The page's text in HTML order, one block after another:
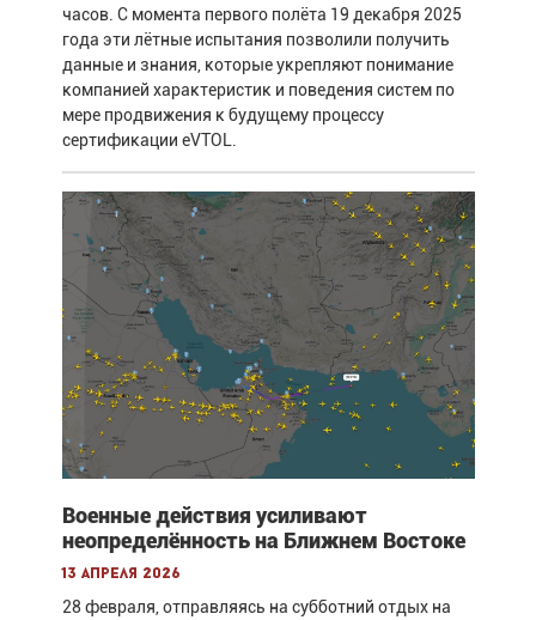
часов. С момента первого полёта 19 декабря 2025
года эти лётные испытания позволили получить
данные и знания, которые укрепляют понимание
компанией характеристик и поведения систем по
мере продвижения к будущему процессу
сертификации eVTOL.
Военные действия усиливают
неопределённость на Ближнем Востоке
13 апреля 2026
28 февраля, отправляясь на субботний отдых на